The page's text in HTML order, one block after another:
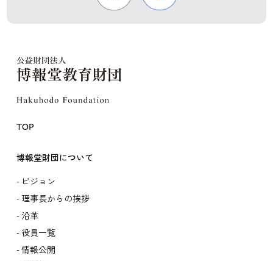
TOP
博報堂財団について
ビジョン
理事長からの挨拶
沿革
役員一覧
情報公開